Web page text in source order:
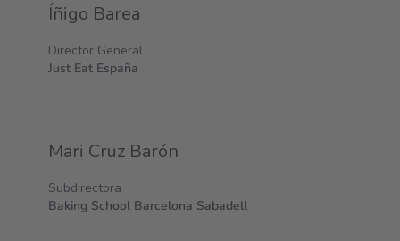
Íñigo Barea
Director General
Just Eat España
Mari Cruz Barón
Subdirectora
Baking School Barcelona Sabadell